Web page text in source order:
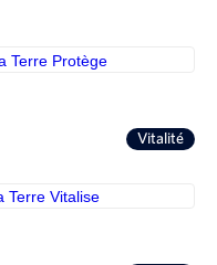
Vitalité